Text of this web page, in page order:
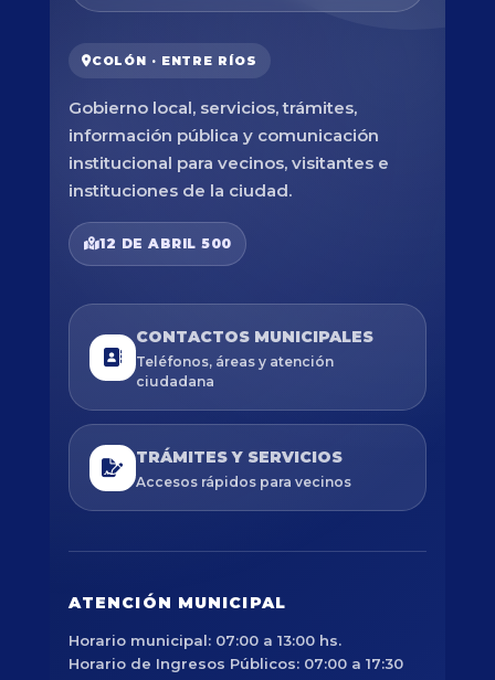
COLÓN · ENTRE RÍOS
Gobierno local, servicios, trámites,
información pública y comunicación
institucional para vecinos, visitantes e
instituciones de la ciudad.
12 DE ABRIL 500
CONTACTOS MUNICIPALES
Teléfonos, áreas y atención
ciudadana
TRÁMITES Y SERVICIOS
Accesos rápidos para vecinos
ATENCIÓN MUNICIPAL
Horario municipal: 07:00 a 13:00 hs.
Horario de Ingresos Públicos: 07:00 a 17:30